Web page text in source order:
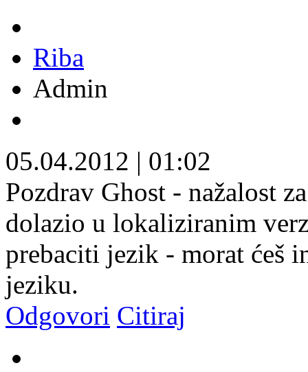
Riba
Admin
05.04.2012 | 01:02
Pozdrav Ghost - nažalost
dolazio u lokaliziranim
prebaciti jezik - morat ćeš
jeziku.
Odgovori Citiraj